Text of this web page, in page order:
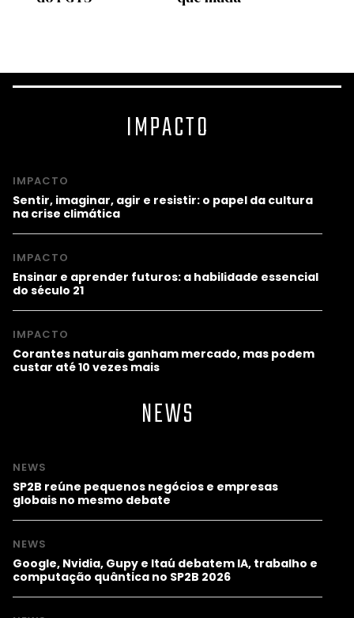
IMPACTO
IMPACTO
Sentir, imaginar, agir e resistir: o papel da cultura
na crise climática
IMPACTO
Ensinar e aprender futuros: a habilidade essencial
do século 21
IMPACTO
Corantes naturais ganham mercado, mas podem
custar até 10 vezes mais
NEWS
NEWS
SP2B reúne pequenos negócios e empresas
globais no mesmo debate
NEWS
Google, Nvidia, Gupy e Itaú debatem IA, trabalho e
computação quântica no SP2B 2026